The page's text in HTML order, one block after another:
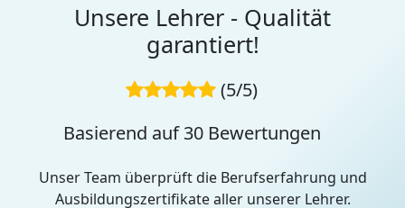
Unsere Lehrer - Qualität
garantiert!
(5/5)
Basierend auf 30 Bewertungen
Unser Team überprüft die Berufserfahrung und
Ausbildungszertifikate aller unserer Lehrer.